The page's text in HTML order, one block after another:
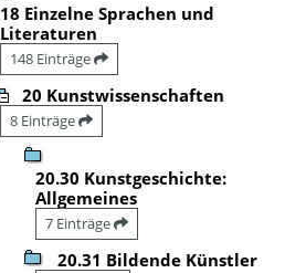
18 Einzelne Sprachen und
Literaturen
148 Einträge
20 Kunstwissenschaften
8 Einträge
20.30 Kunstgeschichte:
Allgemeines
7 Einträge
20.31 Bildende Künstler